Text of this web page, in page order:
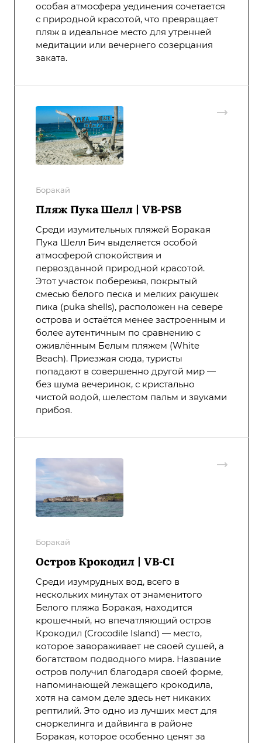
особая атмосфера уединения сочетается
с природной красотой, что превращает
пляж в идеальное место для утренней
медитации или вечернего созерцания
заката.
Боракай
Пляж Пука Шелл | VB-PSB
Среди изумительных пляжей Боракая
Пука Шелл Бич выделяется особой
атмосферой спокойствия и
первозданной природной красотой.
Этот участок побережья, покрытый
смесью белого песка и мелких ракушек
пика (puka shells), расположен на севере
острова и остаётся менее застроенным и
более аутентичным по сравнению с
оживлённым Белым пляжем (White
Beach). Приезжая сюда, туристы
попадают в совершенно другой мир —
без шума вечеринок, с кристально
чистой водой, шелестом пальм и звуками
прибоя.
Боракай
Остров Крокодил | VB-CI
Среди изумрудных вод, всего в
нескольких минутах от знаменитого
Белого пляжа Боракая, находится
крошечный, но впечатляющий остров
Крокодил (Crocodile Island) — место,
которое завораживает не своей сушей, а
богатством подводного мира. Название
остров получил благодаря своей форме,
напоминающей лежащего крокодила,
хотя на самом деле здесь нет никаких
рептилий. Это одно из лучших мест для
сноркелинга и дайвинга в районе
Боракая, которое особенно ценят за